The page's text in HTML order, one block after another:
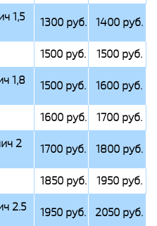
1,5 1300 руб. 1400 руб.
1500 руб.
1500 руб.
1,8
1500 руб. 1600 руб.
1600 руб.
1700 руб.
2
1700 руб. 1800 руб.
1850 руб.
1950 руб.
2.5
1950 руб. 2050 руб.